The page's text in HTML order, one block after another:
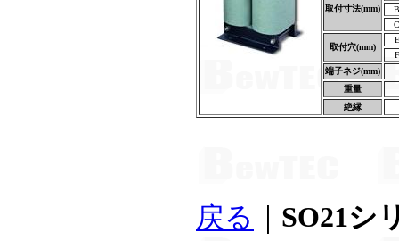
取付寸法(mm)
B
C
取付穴(mm)
E
F
端子ネジ(mm)
重量
絶縁
戻る
SO21シ